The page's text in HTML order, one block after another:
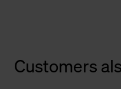
Customers